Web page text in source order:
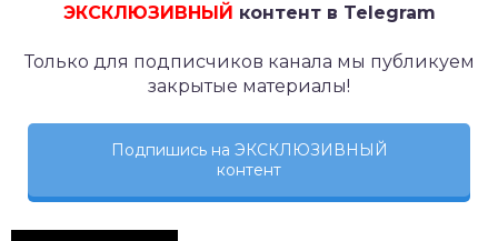
ЭКСКЛЮЗИВНЫЙ контент в Telegram
Только для подписчиков канала мы публикуем
закрытые материалы!
Подпишись на ЭКСКЛЮЗИВНЫЙ
контент